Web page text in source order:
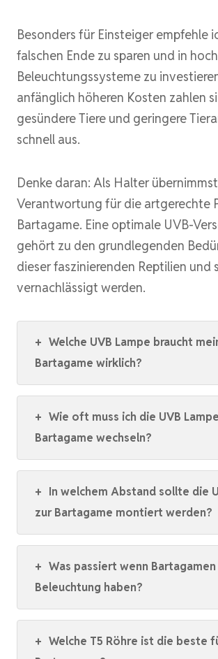
Besonders für Einsteiger empfehle
falschen Ende zu sparen und in
Beleuchtungssysteme zu
anfänglich höheren Kosten zahlen
gesündere Tiere und geringere
schnell aus.
Denke daran: Als Halter
Verantwortung für die artgerechte
Bartagame. Eine optimale UVB-
gehört zu den grundlegenden
dieser faszinierenden Reptilien und
vernachlässigt werden.
+ Welche UVB Lampe braucht
Bartagame wirklich?
+ Wie oft muss ich die UVB
Bartagame wechseln?
+ In welchem Abstand sollte die
zur Bartagame montiert werden?
+ Was passiert wenn Bartagamen
Beleuchtung haben?
+ Welche T5 Röhre ist die beste